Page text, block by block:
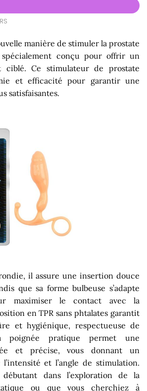
manière de stimuler la prostate
conçu pour offrir un
ciblé. Ce stimulateur de prostate
et efficacité pour garantir une
satisfaisantes.
il assure une insertion douce
que sa forme bulbeuse s’adapte
maximiser le contact avec la
en TPR sans phtalates garantit
et hygiénique, respectueuse de
poignée pratique permet une
et précise, vous donnant un
et l’angle de stimulation.
dans l’exploration de la
ou que vous cherchiez à